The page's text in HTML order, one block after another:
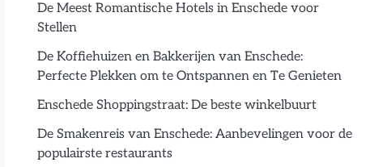
De Meest Romantische Hotels in Enschede voor
Stellen
De Koffiehuizen en Bakkerijen van Enschede:
Perfecte Plekken om te Ontspannen en Te Genieten
Enschede Shoppingstraat: De beste winkelbuurt
De Smakenreis van Enschede: Aanbevelingen voor de
populairste restaurants